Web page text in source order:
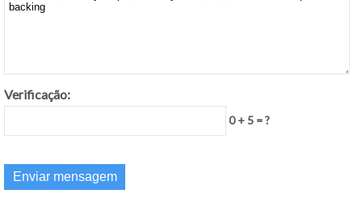
Verificação:
0 + 5 = ?